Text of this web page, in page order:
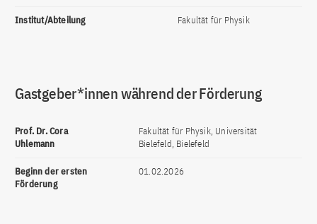
Institut/Abteilung Fakultät für Physik
Gastgeber*innen während der Förderung
Prof. Dr. Cora
Uhlemann
Fakultät für Physik, Universität
Bielefeld, Bielefeld
Beginn der ersten
Förderung
01.02.2026